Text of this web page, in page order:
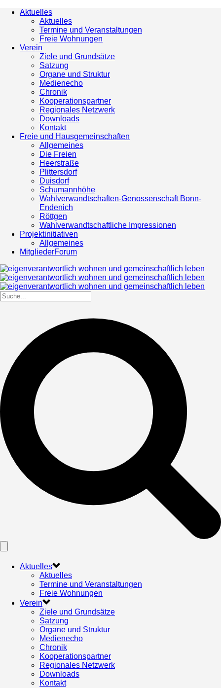
Aktuelles
Aktuelles
Termine und Veranstaltungen
Freie Wohnungen
Verein
Ziele und Grundsätze
Satzung
Organe und Struktur
Medienecho
Chronik
Kooperationspartner
Regionales Netzwerk
Downloads
Kontakt
Freie und Hausgemeinschaften
Allgemeines
Die Freien
Heerstraße
Plittersdorf
Duisdorf
Schumannhöhe
Wahlverwandtschaften-Genossenschaft Bonn-
Endenich
Röttgen
Wahlverwandtschaftliche Impressionen
Projektinitiativen
Allgemeines
MitgliederForum
Aktuelles
Aktuelles
Termine und Veranstaltungen
Freie Wohnungen
Verein
Ziele und Grundsätze
Satzung
Organe und Struktur
Medienecho
Chronik
Kooperationspartner
Regionales Netzwerk
Downloads
Kontakt